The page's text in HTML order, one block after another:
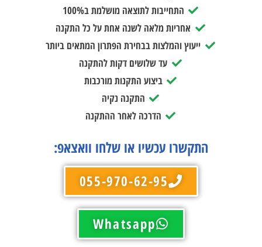
התחייבות לתוצאה מושלמת ב100%
אחריות מלאה לשנה אחת על כל התקנה
ייעוץ והמלצות בבחירת הפתרון המתאים ביותר
עד שלושים דקות להתקנה
ביצוע התקנות מורכבות
התקנה נקיה
הדרכה לאחר ההתקנה
התקשרו עכשיו או שלחו וואצאפ:
055-970-62-95
Whatsapp